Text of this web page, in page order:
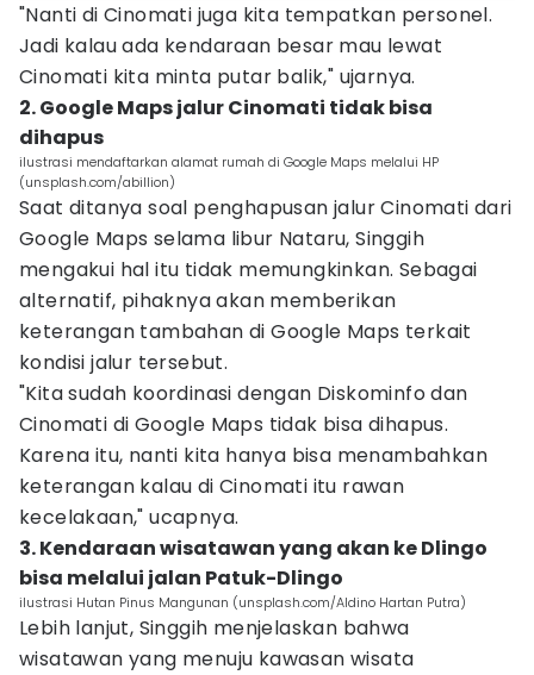
"Nanti di Cinomati juga kita tempatkan personel.
Jadi kalau ada kendaraan besar mau lewat
Cinomati kita minta putar balik," ujarnya.
2. Google Maps jalur Cinomati tidak bisa
dihapus
ilustrasi mendaftarkan alamat rumah di Google Maps melalui HP
(unsplash.com/abillion)
Saat ditanya soal penghapusan jalur Cinomati dari
Google Maps selama libur Nataru, Singgih
mengakui hal itu tidak memungkinkan. Sebagai
alternatif, pihaknya akan memberikan
keterangan tambahan di Google Maps terkait
kondisi jalur tersebut.
"Kita sudah koordinasi dengan Diskominfo dan
Cinomati di Google Maps tidak bisa dihapus.
Karena itu, nanti kita hanya bisa menambahkan
keterangan kalau di Cinomati itu rawan
kecelakaan," ucapnya.
3. Kendaraan wisatawan yang akan ke Dlingo
bisa melalui jalan Patuk-Dlingo
ilustrasi Hutan Pinus Mangunan (unsplash.com/Aldino Hartan Putra)
Lebih lanjut, Singgih menjelaskan bahwa
wisatawan yang menuju kawasan wisata